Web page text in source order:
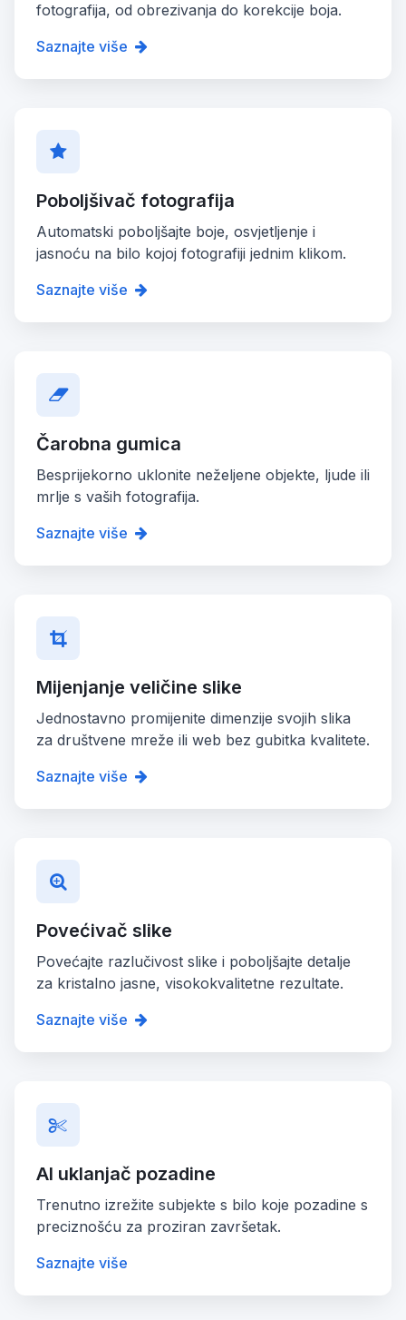
fotografija, od obrezivanja do korekcije boja.
Saznajte više
Poboljšivač fotografija
Automatski poboljšajte boje, osvjetljenje i
jasnoću na bilo kojoj fotografiji jednim klikom.
Saznajte više
Čarobna gumica
Besprijekorno uklonite neželjene objekte, ljude ili
mrlje s vaših fotografija.
Saznajte više
Mijenjanje veličine slike
Jednostavno promijenite dimenzije svojih slika
za društvene mreže ili web bez gubitka kvalitete.
Saznajte više
Povećivač slike
Povećajte razlučivost slike i poboljšajte detalje
za kristalno jasne, visokokvalitetne rezultate.
Saznajte više
AI uklanjač pozadine
Trenutno izrežite subjekte s bilo koje pozadine s
preciznošću za proziran završetak.
Saznajte više